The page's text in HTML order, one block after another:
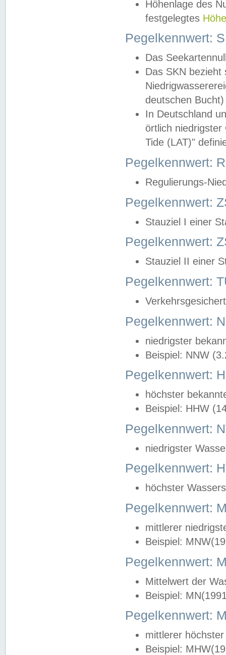
Höhenlage des
festgelegtes
Pegelkennwert:
Das
Das SKN
deutschen
In Deutschland
örtlich
Tide (LAT)"
Pegelkennwert:
Regulierungs-
Pegelkennwert:
Stauziel I einer
Pegelkennwert:
Stauziel II einer
Pegelkennwert:
Pegelkennwert:
niedrigster
Beispiel: NNW
Pegelkennwert:
höchster
Beispiel: HHW
Pegelkennwert:
niedrigster
Pegelkennwert:
höchster
Pegelkennwert:
mittlerer
Beispiel:
Pegelkennwert:
Mittelwert der
Beispiel:
Pegelkennwert:
mittlerer
Beispiel: